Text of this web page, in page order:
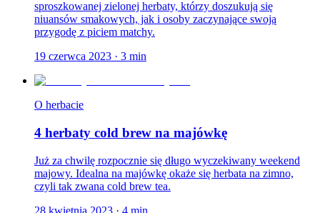
sproszkowanej zielonej herbaty, którzy doszukują się
niuansów smakowych, jak i osoby zaczynające swoją
przygodę z piciem matchy.
19 czerwca 2023 · 3 min
O herbacie
4 herbaty cold brew na majówkę
Już za chwilę rozpocznie się długo wyczekiwany weekend
majowy. Idealna na majówkę okaże się herbata na zimno,
czyli tak zwana cold brew tea.
28 kwietnia 2023 · 4 min